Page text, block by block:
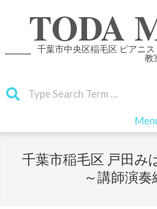
TODA
千葉市中央区稲毛区 ピアニ
教
Navigation
千葉市稲毛区 戸田み
～講師演奏